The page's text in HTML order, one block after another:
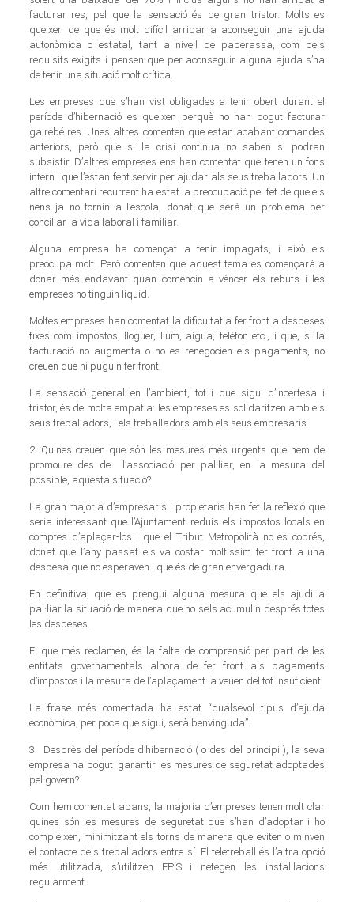
facturar res, pel que la sensació és de gran tristor. Molts es
queixen de que és molt difícil arribar a aconseguir una ajuda
autonòmica o estatal, tant a nivell de paperassa, com pels
requisits exigits i pensen que per aconseguir alguna ajuda s’ha
de tenir una situació molt crítica.
Les empreses que s’han vist obligades a tenir obert durant el
període d’hibernació es queixen perquè no han pogut facturar
gairebé res. Unes altres comenten que estan acabant comandes
anteriors, però que si la crisi continua no saben si podran
subsistir. D’altres empreses ens han comentat que tenen un fons
intern i que l’estan fent servir per ajudar als seus treballadors. Un
altre comentari recurrent ha estat la preocupació pel fet de que els
nens ja no tornin a l’escola, donat que serà un problema per
conciliar la vida laboral i familiar.
Alguna empresa ha començat a tenir impagats, i això els
preocupa molt. Però comenten que aquest tema es començarà a
donar més endavant quan comencin a vèncer els rebuts i les
empreses no tinguin líquid.
Moltes empreses han comentat la dificultat a fer front a despeses
fixes com impostos, lloguer, llum, aigua, telèfon etc., i que, si la
facturació no augmenta o no es renegocien els pagaments, no
creuen que hi puguin fer front.
La sensació general en l’ambient, tot i que sigui d’incertesa i
tristor, és de molta empatia: les empreses es solidaritzen amb els
seus treballadors, i els treballadors amb els seus empresaris.
2. Quines creuen que són les mesures més urgents que hem de
promoure des de l’associació per pal·liar, en la mesura del
possible, aquesta situació?
La gran majoria d’empresaris i propietaris han fet la reflexió que
seria interessant que l’Ajuntament reduís els impostos locals en
comptes d’aplaçar-los i que el Tribut Metropolità no es cobrés,
donat que l’any passat els va costar moltíssim fer front a una
despesa que no esperaven i que és de gran envergadura.
En definitiva, que es prengui alguna mesura que els ajudi a
pal·liar la situació de manera que no se’ls acumulin després totes
les despeses.
El que més reclamen, és la falta de comprensió per part de les
entitats governamentals alhora de fer front als pagaments
d’impostos i la mesura de l’aplaçament la veuen del tot insuficient.
La frase més comentada ha estat “qualsevol tipus d’ajuda
econòmica, per poca que sigui, serà benvinguda”.
3. Desprès del període d’hibernació ( o des del principi ), la seva
empresa ha pogut garantir les mesures de seguretat adoptades
pel govern?
Com hem comentat abans, la majoria d’empreses tenen molt clar
quines són les mesures de seguretat que s’han d’adoptar i ho
compleixen, minimitzant els torns de manera que eviten o minven
el contacte dels treballadors entre sí. El teletreball és l’altra opció
més utilitzada, s’utilitzen EPIS i netegen les instal·lacions
regularment.